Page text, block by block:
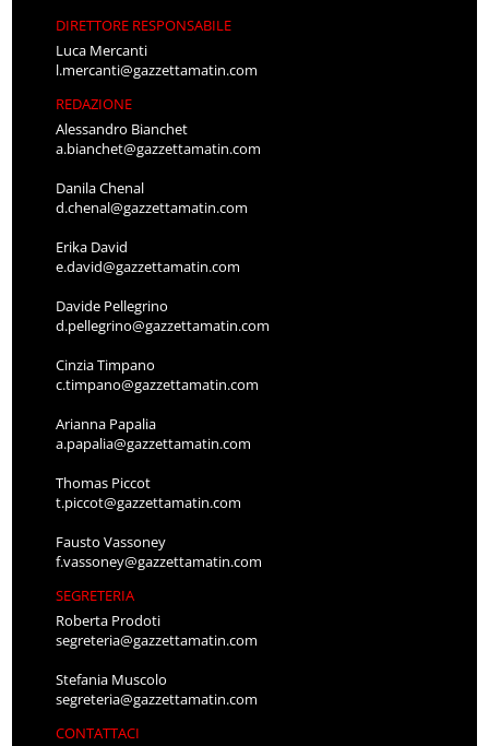
DIRETTORE RESPONSABILE
Luca Mercanti
l.mercanti@gazzettamatin.com
REDAZIONE
Alessandro Bianchet
a.bianchet@gazzettamatin.com
Danila Chenal
d.chenal@gazzettamatin.com
Erika David
e.david@gazzettamatin.com
Davide Pellegrino
d.pellegrino@gazzettamatin.com
Cinzia Timpano
c.timpano@gazzettamatin.com
Arianna Papalia
a.papalia@gazzettamatin.com
Thomas Piccot
t.piccot@gazzettamatin.com
Fausto Vassoney
f.vassoney@gazzettamatin.com
SEGRETERIA
Roberta Prodoti
segreteria@gazzettamatin.com
Stefania Muscolo
segreteria@gazzettamatin.com
CONTATTACI